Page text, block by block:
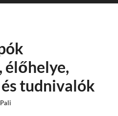
élőhelye,
tudnivalók